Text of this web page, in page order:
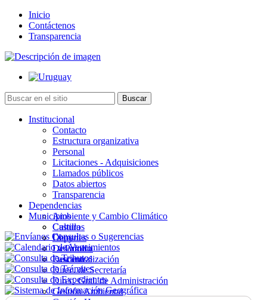
Inicio
Contáctenos
Transparencia
Institucional
Contacto
Estructura organizativa
Personal
Licitaciones - Adquisiciones
Llamados públicos
Datos abiertos
Transparencia
Dependencias
Ambiente y Cambio Climático
Cultura
Deportes
Desarrollo
Descentralización
Direc. de Secretaría
Direc. Gral. de Administración
Gestión Ambiental
Municipios
Castillos
Chuy
La Paloma
Lascano